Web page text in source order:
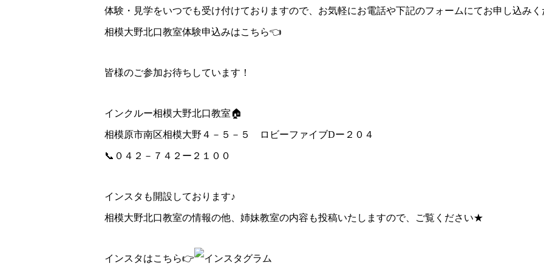
体験・見学をいつでも受け付けておりますので、お気軽にお電話や下記のフォームにてお申し込みく
相模大野北口教室体験申込みはこちら👈
皆様のご参加お待ちしています！
インクルー相模大野北口教室🏠
相模原市南区相模大野４－５－５ ロビーファイブDー２０４
📞０４２－７４２ー２１００
インスタも開設しております♪
相模大野北口教室の情報の他、姉妹教室の内容も投稿いたしますので、ご覧ください★
インスタはこちら👉